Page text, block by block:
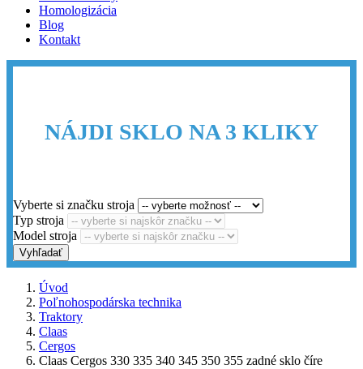
Homologizácia
Blog
Kontakt
NÁJDI SKLO NA 3 KLIKY
Vyberte si značku stroja
Typ stroja
Model stroja
Vyhľadať
Úvod
Poľnohospodárska technika
Traktory
Claas
Cergos
Claas Cergos 330 335 340 345 350 355 zadné sklo číre